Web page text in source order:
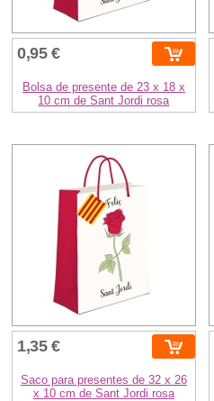
0,95 €
Bolsa de presente de 23 x 18 x
10 cm de Sant Jordi rosa
1,35 €
Saco para presentes de 32 x 26
x 10 cm de Sant Jordi rosa